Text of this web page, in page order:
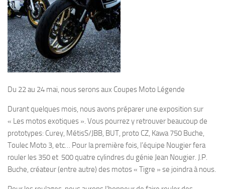
Du 22 au 24 mai, nous serons aux Coupes Moto Légende
Durant quelques mois, nous avons préparer une exposition sur
« Les motos exotiques ». Vous pourrez y retrouver beaucoup de
prototypes: Curey, MétisS/JBB, BUT, proto CZ, Kawa 750 Buche,
Toulec Moto 3, etc… Pour la première fois, l’équipe Nougier fera
rouler les 350 et 500 quatre cylindres du génie Jean Nougier. J.P.
Buche, créateur (entre autre) des motos « Tigre » se joindra à nous.